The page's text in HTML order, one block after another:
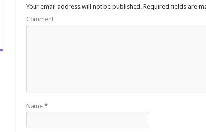
Your email address will not be published.Required fields are
Comment
Name *